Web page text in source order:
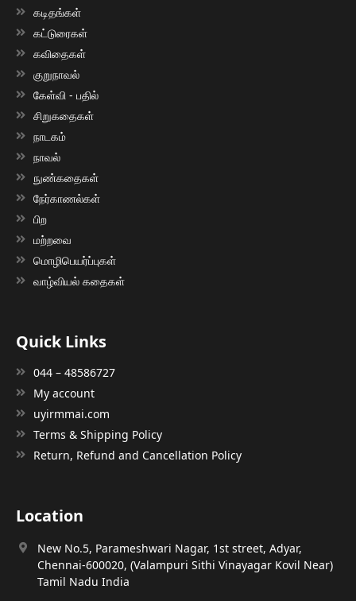
கடிதங்கள்
கட்டுரைகள்
கவிதைகள்
குறுநாவல்
கேள்வி - பதில்
சிறுகதைகள்
நாடகம்
நாவல்
நுண்கதைகள்
நேர்காணல்கள்
பிற
மற்றவை
மொழிபெயர்ப்புகள்
வாழ்வியல் கதைகள்
Quick Links
044 – 48586727
My account
uyirmmai.com
Terms & Shipping Policy
Return, Refund and Cancellation Policy
Location
New No.5, Parameshwari Nagar, 1st street, Adyar,
Chennai-600020, (Valampuri Sithi Vinayagar Kovil Near)
Tamil Nadu India